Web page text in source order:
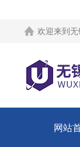
欢迎来到 无
网站